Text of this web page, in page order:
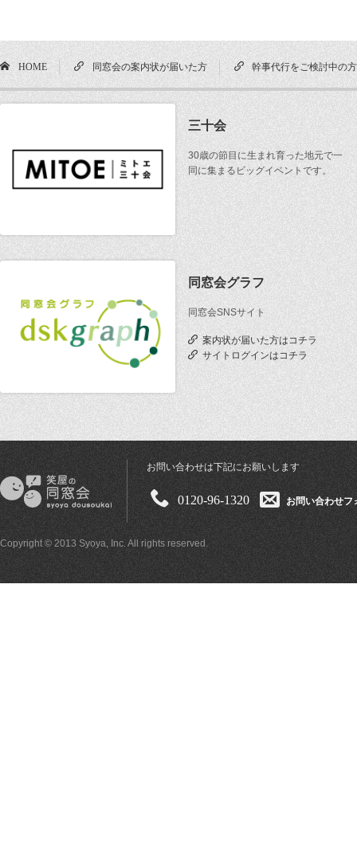
HOME 同窓会の案内状が届いた方 幹事代行をご検討中の方
三十会
30歳の節目に生まれ育った地元で一
同に集まるビッグイベントです。
同窓会グラフ
同窓会SNSサイト
案内状が届いた方はコチラ
サイトログインはコチラ
お問い合わせは下記にお願いします
0120-96-1320 お問い合わせフ
Copyright © 2013 Syoya, Inc. All rights reserved.